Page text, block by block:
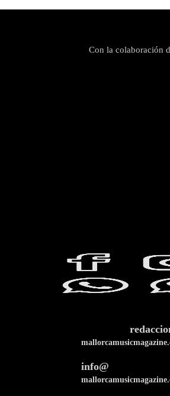
Con la colaboración
info@